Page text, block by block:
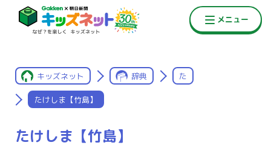
キッズネット 辞典 た
たけしま【竹島】
たけしま【竹島】